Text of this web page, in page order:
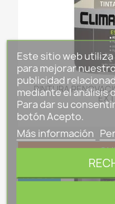
PINTURA
NUEVO
Este sitio web
para mejorar
publicidad
mediante el análisis
Para dar su
botón Acepto.
Más información